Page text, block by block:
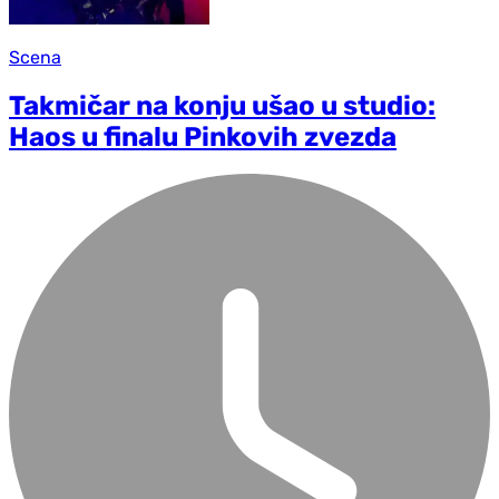
Scena
Takmičar na konju ušao u studio:
Haos u finalu Pinkovih zvezda